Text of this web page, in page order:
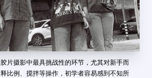
片摄影中最具挑战性的环节，尤其对新手而
比例、搅拌等操作，初学者容易感到不知所